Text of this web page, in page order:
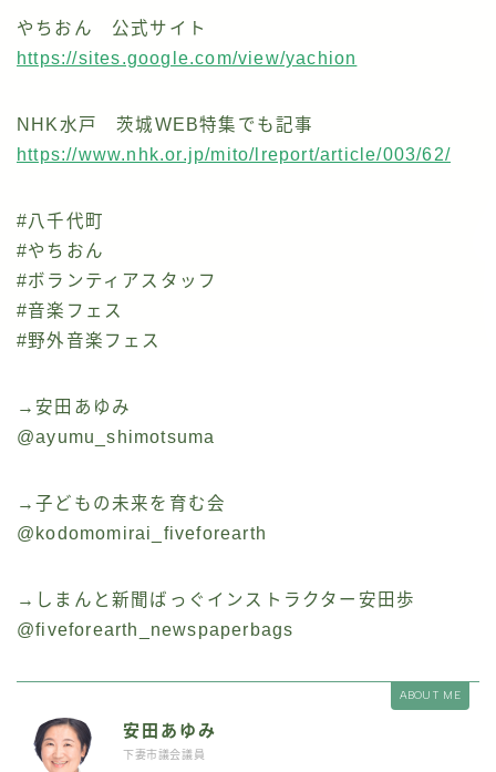
やちおん 公式サイト
https://sites.google.com/view/yachion
NHK水戸 茨城WEB特集でも記事
https://www.nhk.or.jp/mito/lreport/article/003/62/
#八千代町
#やちおん
#ボランティアスタッフ
#音楽フェス
#野外音楽フェス
→安田あゆみ
@ayumu_shimotsuma
→子どもの未来を育む会
@kodomomirai_fiveforearth
→しまんと新聞ばっぐインストラクター安田歩
@fiveforearth_newspaperbags
ABOUT ME
安田あゆみ
下妻市議会議員